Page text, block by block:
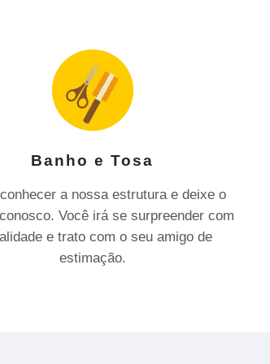
Banho e Tosa
a nossa estrutura e deixe o
Você irá se surpreender com
e trato com o seu amigo de
estimação.